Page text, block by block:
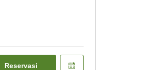
Reservasi